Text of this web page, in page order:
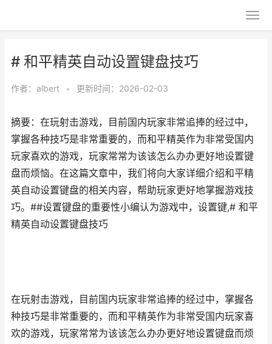
# 和平精英自动设置键盘技巧
作者： albert • 更新时间：2026-02-03
摘要：在玩射击游戏，目前国内玩家非常追捧的经过中，
掌握各种技巧是非常重要的，而和平精英作为非常受国内
玩家喜欢的游戏，玩家常常为该该怎么办办更好地设置键
盘而烦恼。在这篇文章中，我们将向大家详细介绍和平精
英自动设置键盘的相关内容，帮助玩家更好地掌握游戏技
巧。##设置键盘的重要性小编认为游戏中，设置键,# 和平
精英自动设置键盘技巧
在玩射击游戏，目前国内玩家非常追捧的经过中，掌握各
种技巧是非常重要的，而和平精英作为非常受国内玩家喜
欢的游戏，玩家常常为该该怎么办办更好地设置键盘而烦